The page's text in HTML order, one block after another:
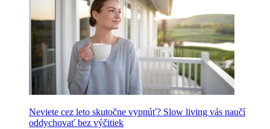
Neviete cez leto skutočne vypnúť? Slow living vás naučí
oddychovať bez výčitiek